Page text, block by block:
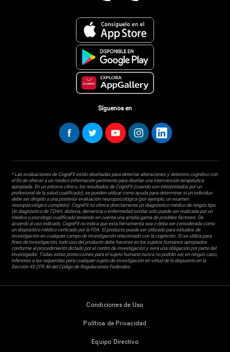
Síguenos en
* Las evaluaciones de CogniFit están diseñadas para detectar alteraciones y deterioro cognitivo con
el fin de ofrecer a un médico información pertinente para diseñar una intervención terapéutica
apropiada. En un entorno clínico, los resultados de CogniFit (cuando son interpretados por un
profesional de la salud cualificado), se pueden utilizar como ayuda para determinar si un individuo
debe ser dirigido a una posterior evaluación neuropsicológica (por ejemplo, un examen
neuropsicológico completo). CogniFit no ofrece directamente un diagnóstico médico de ningún tipo.
Un diagnóstico de TDAH, dislexia, demencia o enfermedad similar sólo puede ser realizada por un
médico o psicólogo cualificado teniendo en cuenta una amplia gama de posibles factores. De
acuerdo al uso indicado, CogniFit no indica que esta herramienta sea o deba ser considerada como
un dispositivo médico certicado por la FDA. El producto puede ser utilizado para estudios de
investigación en cualquier campo de investigación relacionado con la cognición. Si se utiliza para
fines de investigación, todo uso del producto debe hacerse en los sujetos humanos apropiados
conforme al procedimiento dictado por el centro de investigación y será una obligación por parte del
investigador. Todas estas protecciones para el sujeto humano nunca no podrán ser, en ningún caso,
inferiores a las requeridas para cualquier sujeto de investigación en virtud de lo dispuesto en la
Sección 45 CFR 46 del Código de Regulaciones Federales.
Condiciones de Uso
Política de Privacidad
Equipo Directivo